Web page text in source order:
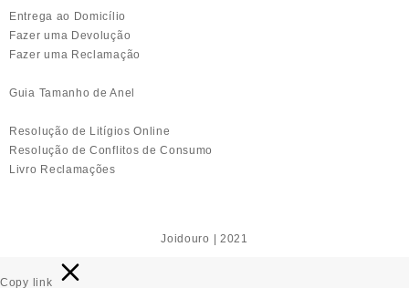
Entrega ao Domicílio
Fazer uma Devolução
Fazer uma Reclamação
Guia Tamanho de Anel
Resolução de Litígios Online
Resolução de Conflitos de Consumo
Livro Reclamações
Joidouro | 2021
Copy link